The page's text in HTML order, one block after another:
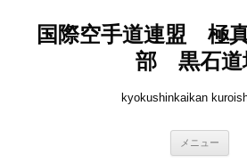
国際空手道連盟 極
部 黒石道
kyokushinkaikan
メニュー